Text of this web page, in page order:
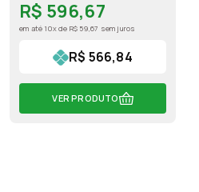
R$ 596,67
R$ 566,84
em até 10x de R$ 59,67 sem juros
VER PRODUTO